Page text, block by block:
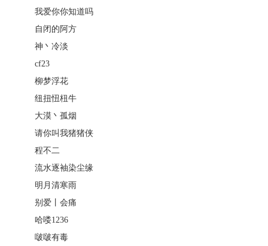
我爱你你知道吗
自闭的阿方
神丶冷淡
cf23
柳梦浮花
纽扭忸杻牛
大漠丶孤烟
请你叫我猪猪侠
程不二
流水逐袖染尘缘
明月清寒雨
别爱丨会痛
哈喽1236
啵啵有毒